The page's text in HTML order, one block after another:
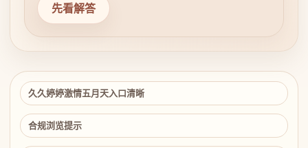
先看解答
久久婷婷激情五月天入口清晰
合规浏览提示